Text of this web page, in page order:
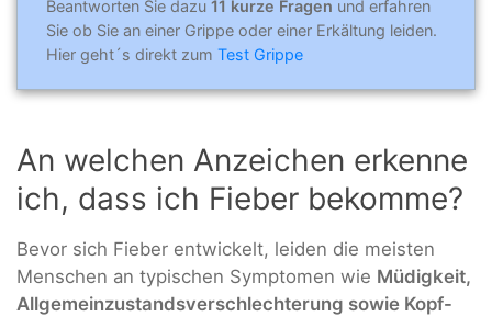
Beantworten Sie dazu 11 kurze Fragen und erfahren
Sie ob Sie an einer Grippe oder einer Erkältung leiden.
Hier geht´s direkt zum Test Grippe
An welchen Anzeichen erkenne
ich, dass ich Fieber bekomme?
Bevor sich Fieber entwickelt, leiden die meisten
Menschen an typischen Symptomen wie Müdigkeit,
Allgemeinzustandsverschlechterung sowie Kopf-